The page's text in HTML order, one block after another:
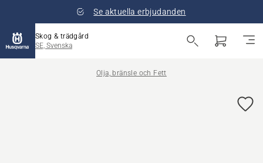
Se aktuella erbjudanden
Skog & trädgård
SE, Svenska
Olja, bränsle och Fett